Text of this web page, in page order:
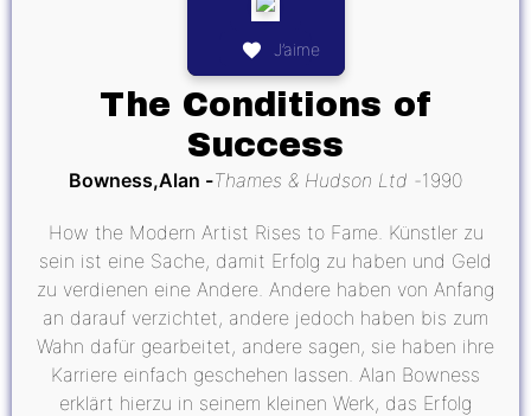
J’aime
The Conditions of
Success
Bowness,Alan Thames & Hudson Ltd 1990
How the Modern Artist Rises to Fame. Künstler zu
sein ist eine Sache, damit Erfolg zu haben und Geld
zu verdienen eine Andere. Andere haben von Anfang
an darauf verzichtet, andere jedoch haben bis zum
Wahn dafür gearbeitet, andere sagen, sie haben ihre
Karriere einfach geschehen lassen. Alan Bowness
erklärt hierzu in seinem kleinen Werk, das Erfolg